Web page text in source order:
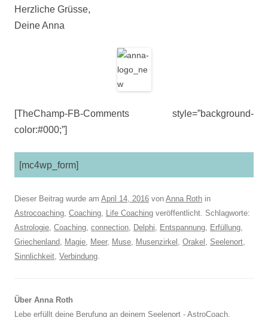
Herzliche Grüsse,
Deine Anna
[TheChamp-FB-Comments style=”background-
color:#000;”]
[mc4wp_form]
Dieser Beitrag wurde am April 14, 2016 von Anna Roth in
Astrocoaching, Coaching, Life Coaching veröffentlicht. Schlagworte:
Astrologie, Coaching, connection, Delphi, Entspannung, Erfüllung,
Griechenland, Magie, Meer, Muse, Musenzirkel , Orakel , Seelenort,
Sinnlichkeit, Verbindung.
Über Anna Roth
Lebe erfüllt deine Berufung an deinem Seelenort - AstroCoach,